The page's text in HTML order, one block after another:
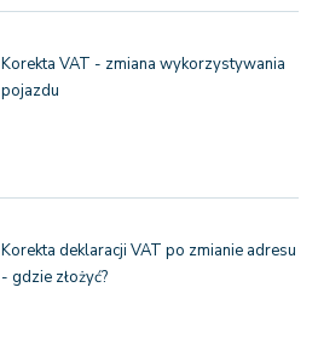
Korekta VAT - zmiana wykorzystywania
pojazdu
Korekta deklaracji VAT po zmianie adresu
- gdzie złożyć?